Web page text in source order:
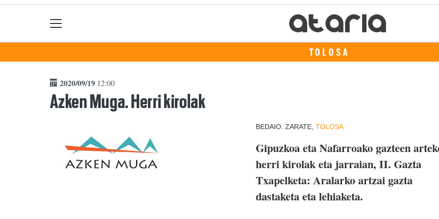
TOLOSA
2020/09/19 12:00
Azken Muga. Herri kirolak
BEDAIO. ZARATE, TOLOSA
Gipuzkoa eta Nafarroako gazteen
herri kirolak eta jarraian, II. Gazta
Txapelketa: Aralarko artzai gazta
dastaketa eta lehiaketa.